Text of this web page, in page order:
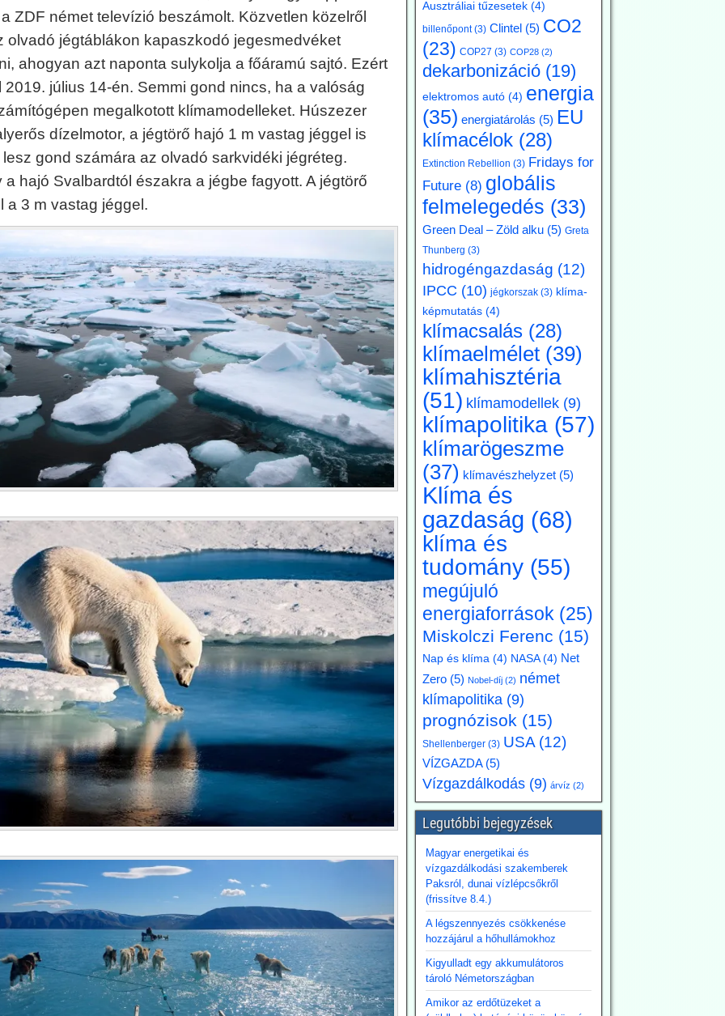
ZDF német televízió beszámolt. Közvetlen közelről
olvadó jégtáblákon kapaszkodó jegesmedvéket
ahogyan azt naponta sulykolja a főáramú sajtó. Ezért
2019. július 14-én. Semmi gond nincs, ha a valóság
megalkotott klímamodelleket. Húszezer
dízelmotor, a jégtörő hajó 1 m vastag jéggel is
gond számára az olvadó sarkvidéki jégréteg.
a hajó Svalbardtól északra a jégbe fagyott. A jégtörő
a 3 m vastag jéggel.
Ausztráliai tűzesetek(4)
billenőpont(3) Clintel (5) CO2
(23) COP27 (3) COP28(2)
dekarbonizáció(19)
elektromos autó(4) energia
(35) energiatárolás (5) EU
klímacélok(28)
Extinction Rebellion (3) Fridays for
Future(8) globális
felmelegedés (33)
Green Deal – Zöld alku(5) Greta
Thunberg (3)
hidrogéngazdaság (12)
IPCC (10) jégkorszak(3) klíma-
képmutatás(4)
klímacsalás(28)
klímaelmélet(39)
klímahisztéria
(51) klímamodellek(9)
klímapolitika(57)
klímarögeszme
(37) klímavészhelyzet(5)
Klíma és
gazdaság (68)
klíma és
tudomány(55)
megújuló
energiaforrások (25)
Miskolczi Ferenc (15)
Nap és klíma(4) NASA(4) Net
Zero(5) Nobel-díj(2) német
klímapolitika(9)
prognózisok (15)
Shellenberger(3) USA(12)
VÍZGAZDA(5)
Vízgazdálkodás(9) árvíz (2)
Legutóbbi bejegyzések
Magyar energetikai és
vízgazdálkodási szakemberek
Paksról, dunai vízlépcsőkről
(frissítve 8.4.)
A légszennyezés csökkenése
hozzájárul a hőhullámokhoz
Kigyulladt egy akkumulátoros
tároló Németországban
Amikor az erdőtüzeket a